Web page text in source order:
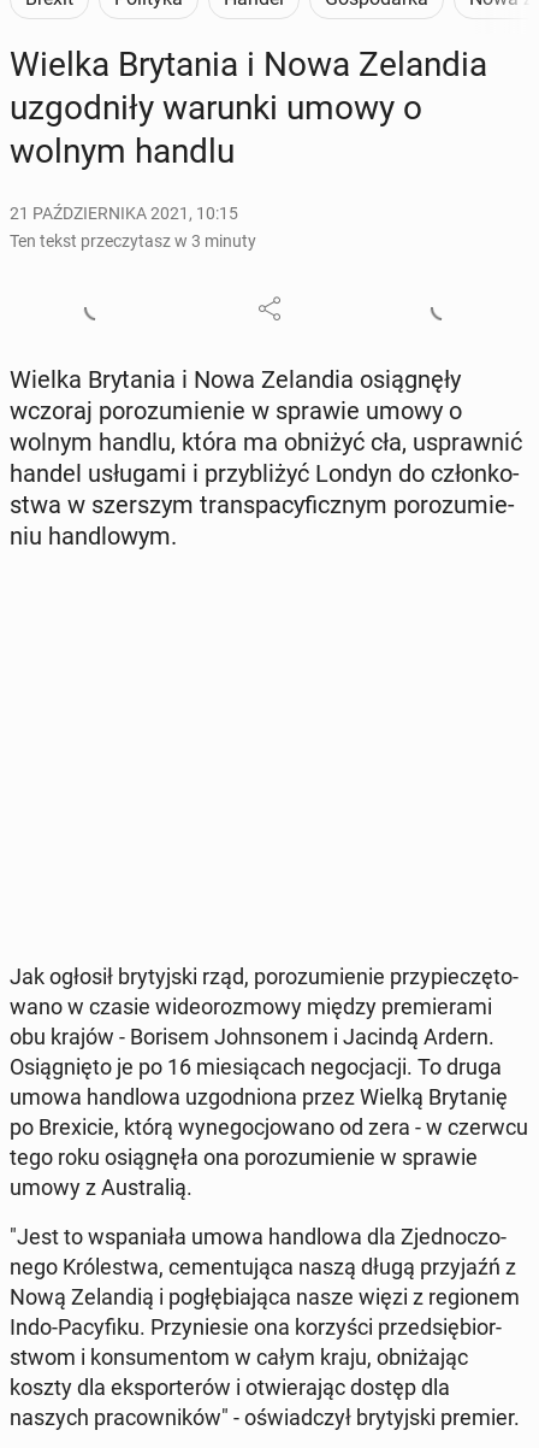
Wielka Bry­ta­nia i Nowa Ze­lan­dia
uzgod­ni­ły warunki umowy o
wolnym handlu
21 PAŹDZIERNIKA 2021, 10:15
Ten tekst przeczytasz w 3 minuty
Wielka Bry­ta­nia i Nowa Ze­lan­dia osią­gnę­ły
wczoraj po­ro­zu­mie­nie w sprawie umowy o
wolnym handlu, która ma obniżyć cła, uspraw­nić
handel usłu­ga­mi i przy­bli­żyć Londyn do człon­ko­
stwa w szer­szym trans­pa­cy­ficz­nym po­ro­zu­mie­
niu han­dlo­wym.
Jak ogłosił bry­tyj­ski rząd, po­ro­zu­mie­nie przy­pie­czę­to­
wa­no w czasie wi­de­oro­zmo­wy między pre­mie­ra­mi
obu krajów - Borisem John­so­nem i Jacindą Ardern.
Osią­gnię­to je po 16 mie­sią­cach ne­go­cja­cji. To druga
umowa han­dlo­wa uzgod­nio­na przez Wielką Bry­ta­nię
po Bre­xi­cie, którą wy­ne­go­cjo­wa­no od zera - w czerwcu
tego roku osią­gnę­ła ona po­ro­zu­mie­nie w sprawie
umowy z Au­stra­lią.
"Jest to wspa­nia­ła umowa han­dlo­wa dla Zjed­no­czo­
ne­go Kró­le­stwa, ce­men­tu­ją­ca naszą długą przy­jaźń z
Nową Ze­lan­dią i po­głę­bia­ją­ca nasze więzi z re­gio­nem
Indo-Pa­cy­fi­ku. Przy­nie­sie ona ko­rzy­ści przed­się­bior­
stwom i kon­su­men­tom w całym kraju, ob­ni­ża­jąc
koszty dla eks­por­te­rów i otwie­ra­jąc dostęp dla
naszych pra­cow­ni­ków" - oświad­czył bry­tyj­ski premier.